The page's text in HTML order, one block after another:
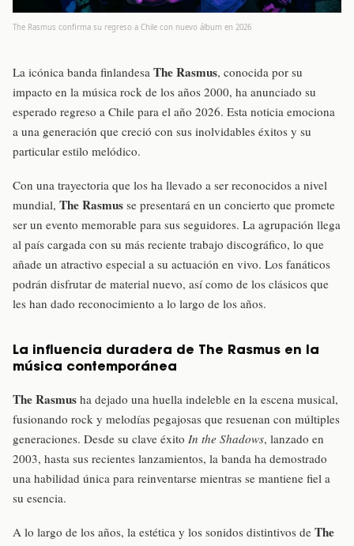
The Rasmus confirma su regreso a Chile con nuevo álbum en 2026
La icónica banda finlandesa The Rasmus, conocida por su
impacto en la música rock de los años 2000, ha anunciado su
esperado regreso a Chile para el año 2026. Esta noticia emociona
a una generación que creció con sus inolvidables éxitos y su
particular estilo melódico.
Con una trayectoria que los ha llevado a ser reconocidos a nivel
mundial, The Rasmus se presentará en un concierto que promete
ser un evento memorable para sus seguidores. La agrupación llega
al país cargada con su más reciente trabajo discográfico, lo que
añade un atractivo especial a su actuación en vivo. Los fanáticos
podrán disfrutar de material nuevo, así como de los clásicos que
les han dado reconocimiento a lo largo de los años.
La influencia duradera de The Rasmus en la
música contemporánea
The Rasmus ha dejado una huella indeleble en la escena musical,
fusionando rock y melodías pegajosas que resuenan con múltiples
generaciones. Desde su clave éxito In the Shadows, lanzado en
2003, hasta sus recientes lanzamientos, la banda ha demostrado
una habilidad única para reinventarse mientras se mantiene fiel a
su esencia.
A lo largo de los años, la estética y los sonidos distintivos de The